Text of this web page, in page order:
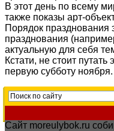
В этот день по всему
также показы арт-
Порядок празднования
празднования
актуальную для себя
Кстати, не стоит
первую субботу ноября.
Сайт moreulybok.ru